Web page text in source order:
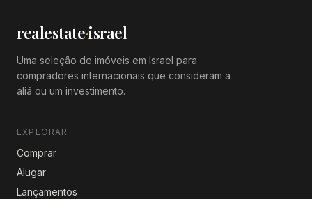
realestate·israel
Uma seleção de imóveis em Israel para
compradores internacionais que consideram a
aliá ou um investimento.
EXPLORAR
Comprar
Alugar
Lançamentos